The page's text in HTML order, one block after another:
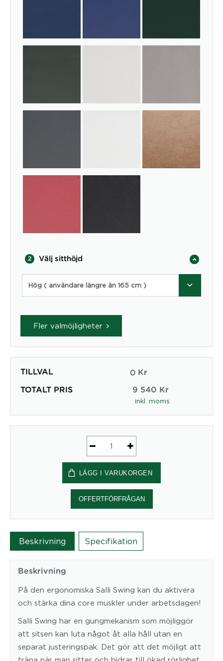
2 Välj sitthöjd
Hög ( användare längre än 165 cm )
Fler valmöjligheter
TILLVAL 0 Kr
TOTALT PRIS 9 540 Kr
inkl. moms
Sadelstol
Salli
Swing
LÄGG I VARUKORGEN
OFFERTFÖRFRÅGAN
Beskrivning Specifikation
Beskrivning
På den ergonomiska Salli Swing kan du aktivera
och stärka dina core muskler under arbetsdagen!
Salli Swing har en gungmekanism som möjliggör
att sitsen kan luta något åt alla håll utan en
separat justeringspak. Det gör att det möjligt att
träna när man sitter och bidrar till ökad rörlighet